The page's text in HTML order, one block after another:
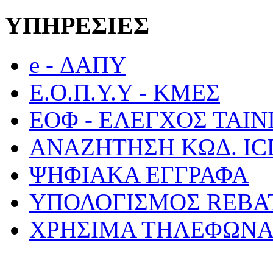
ΥΠΗΡΕΣΙΕΣ
e - ΔΑΠΥ
Ε.Ο.Π.Υ.Υ - ΚΜΕΣ
ΕΟΦ - ΕΛΕΓΧΟΣ
ΑΝΑΖΗΤΗΣΗ ΚΩΔ.
ΨΗΦΙΑΚΑ ΕΓΓΡΑΦΑ
ΥΠΟΛΟΓΙΣΜΟΣ
ΧΡΗΣΙΜΑ